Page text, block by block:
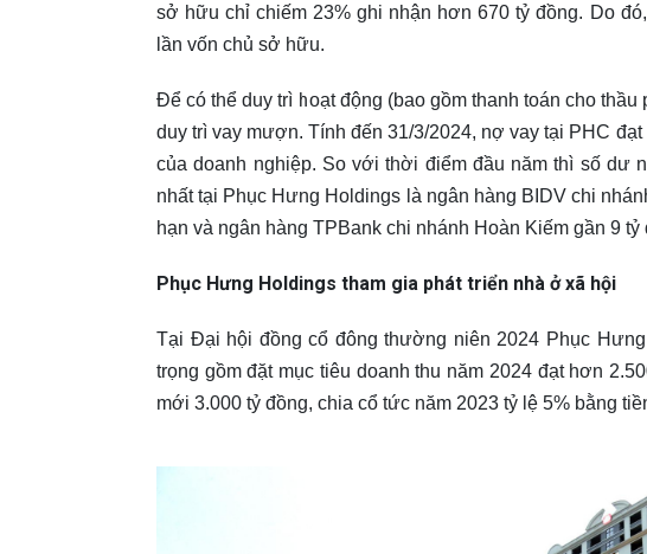
sở hữu chỉ chiếm 23% ghi nhận hơn 670 tỷ đồng. Do
lần vốn chủ sở hữu.
Để có thể duy trì hoạt động (bao gồm thanh toán cho
duy trì vay mượn. Tính đến 31/3/2024, nợ vay tại PHC
của doanh nghiệp. So với thời điểm đầu năm thì số dư
nhất tại Phục Hưng Holdings là ngân hàng BIDV chi
hạn và ngân hàng TPBank chi nhánh Hoàn Kiếm gần 9
Phục Hưng Holdings tham gia phát triển nhà ở xã hội
Tại Đại hội đồng cổ đông thường niên 2024 Phục
trọng gồm đặt mục tiêu doanh thu năm 2024 đạt hơn
mới 3.000 tỷ đồng, chia cổ tức năm 2023 tỷ lệ 5% bằng